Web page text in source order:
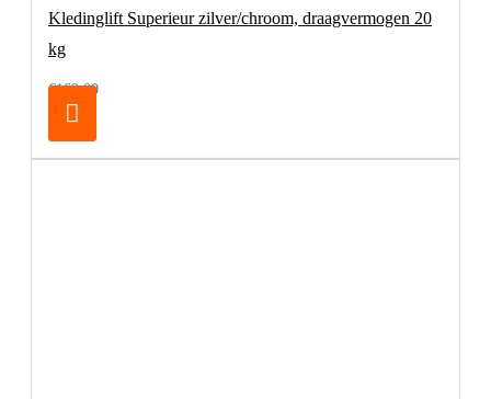
Kledinglift Superieur zilver/chroom, draagvermogen 20
kg
€169,00